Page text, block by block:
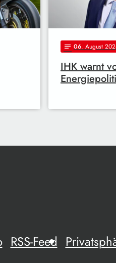
notes 06. August
IHK warnt
RSS-Feed